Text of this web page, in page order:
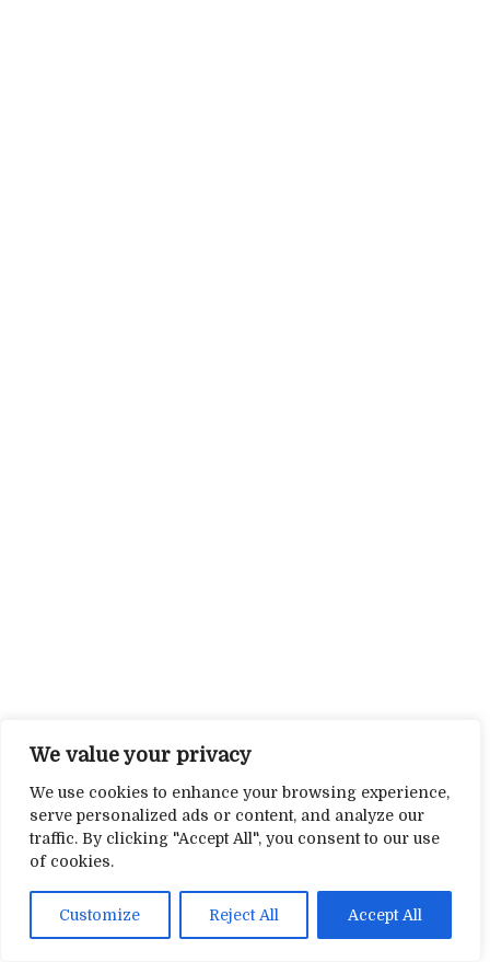
We value your privacy
We use cookies to enhance your browsing experience,
serve personalized ads or content, and analyze our
traffic. By clicking "Accept All", you consent to our use
of cookies.
Customize Reject All Accept All